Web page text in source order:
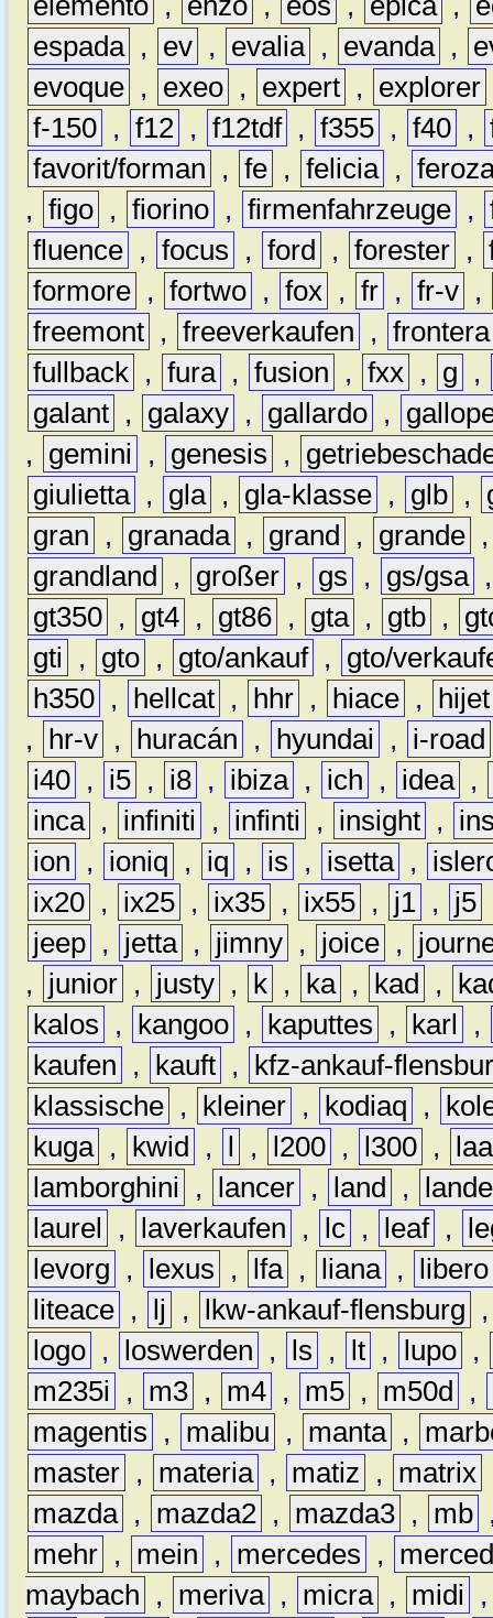
espada , ev , evalia , evanda ,
evoque , exeo , expert , explorer
f-150 , f12 , f12tdf , f355 , f40 ,
favorit/forman
, fe , felicia ,
, figo , fiorino , firmenfahrzeuge ,
fluence , focus , ford , forester ,
formore , fortwo , fox , fr , fr-v ,
freemont , freeverkaufen , frontera
fullback , fura , fusion , fxx , g
,
galant , galaxy , gallardo ,
,
gemini , genesis ,
giulietta , gla , gla-klasse , glb ,
gran
, granada , grand , grande
grandland
, großer , gs , gs/gsa
gt350 , gt4 , gt86 , gta , gtb ,
gti
, gto , gto/ankauf ,
gto/
h350 , hellcat , hhr , hiace ,
hijet
,
hr-v , huracán , hyundai ,
i-road
i40 , i5 , i8 , ibiza , ich , idea ,
inca , infiniti , infinti , insight ,
ion
, ioniq , iq , is , isetta ,
ix20 , ix25 , ix35 , ix55 , j1 , j5
jeep , jetta , jimny , joice ,
,
junior , justy , k , ka , kad ,
kalos
, kangoo , kaputtes , karl
,
kaufen
, kauft ,
kfz-ankauf-
klassische , kleiner , kodiaq ,
kuga , kwid , l , l200 , l300 ,
lamborghini
, lancer , land ,
laurel
, laverkaufen , lc , leaf ,
levorg
, lexus , lfa , liana ,
libero
liteace , lj , lkw-ankauf-flensburg
logo , loswerden , ls , lt , lupo ,
m235i
, m3 , m4 , m5 , m50d ,
magentis
, malibu , manta ,
master , materia , matiz , matrix
mazda , mazda2 , mazda3 , mb
mehr , mein , mercedes ,
maybach
, meriva , micra , midi